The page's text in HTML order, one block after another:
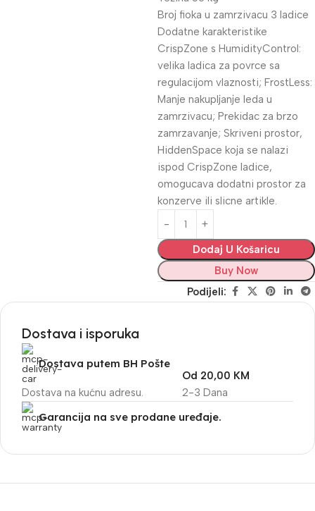
Broj fioka u zamrzivacu 3 ladice
Dodatne karakteristike
CrispZone s HumidityControl:
velika ladica za povrce sa
regulacijom vlaznosti; FrostLess:
Manje nakupljanje leda u
zamrzivacu; Prekidac za brzo
zamrzavanje; Skriveni prostor,
HiddenSpace koja se nalazi
ispod CrispZone ladice,
omogucava dodatni prostor za
konzerve ili slicne artikle.
Dodaj U Košaricu
Buy Now
Podijeli:
Dostava i isporuka
Dostava putem BH Pošte
Dostava na kućnu adresu. 2-3 Dana
Od 20,00 KM
Garancija na sve prodane uređaje.